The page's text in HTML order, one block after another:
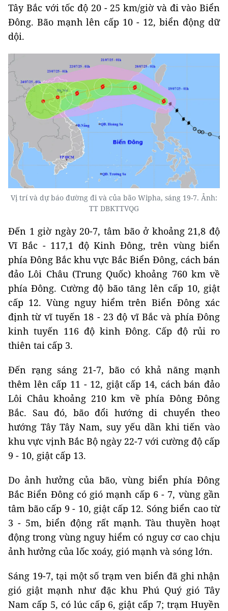
Tây Bắc với tốc độ 20 - 25 km/giờ và đi vào Biển
Đông. Bão mạnh lên cấp 10 - 12, biển động dữ
dội.
Vị trí và dự báo đường đi và của bão Wipha, sáng 19-7. Ảnh:
TT DBKTTVQG
Đến 1 giờ ngày 20-7, tâm bão ở khoảng 21,8 độ
Vĩ Bắc - 117,1 độ Kinh Đông, trên vùng biển
phía Đông Bắc khu vực Bắc Biển Đông, cách bán
đảo Lôi Châu (Trung Quốc) khoảng 760 km về
phía Đông. Cường độ bão tăng lên cấp 10, giật
cấp 12. Vùng nguy hiểm trên Biển Đông xác
định từ vĩ tuyến 18 - 23 độ vĩ Bắc và phía Đông
kinh tuyến 116 độ kinh Đông. Cấp độ rủi ro
thiên tai cấp 3.
Đến rạng sáng 21-7, bão có khả năng mạnh
thêm lên cấp 11 - 12, giật cấp 14, cách bán đảo
Lôi Châu khoảng 210 km về phía Đông Đông
Bắc. Sau đó, bão đổi hướng di chuyển theo
hướng Tây Tây Nam, suy yếu dần khi tiến vào
khu vực vịnh Bắc Bộ ngày 22-7 với cường độ cấp
9 - 10, giật cấp 13.
Do ảnh hưởng của bão, vùng biển phía Đông
Bắc Biển Đông có gió mạnh cấp 6 - 7, vùng gần
tâm bão cấp 9 - 10, giật cấp 12. Sóng biển cao từ
3 - 5m, biển động rất mạnh. Tàu thuyền hoạt
động trong vùng nguy hiểm có nguy cơ cao chịu
ảnh hưởng của lốc xoáy, gió mạnh và sóng lớn.
Sáng 19-7, tại một số trạm ven biển đã ghi nhận
gió giật mạnh như đặc khu Phú Quý gió Tây
Nam cấp 5, có lúc cấp 6, giật cấp 7; trạm Huyền